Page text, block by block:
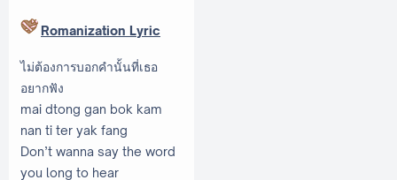
Romanization Lyric
ไม่ต้องการบอกคำนั้นที่เธอ
อยากฟัง
mai dtong gan bok kam
nan ti ter yak fang
Don’t wanna say the word
you long to hear